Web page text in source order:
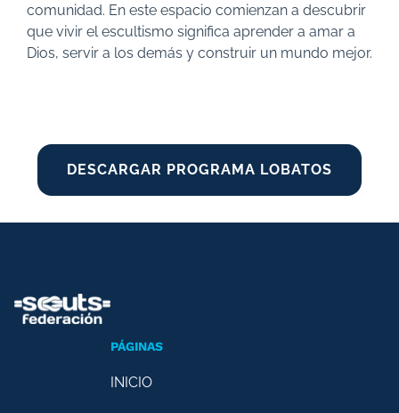
comunidad. En este espacio comienzan a descubrir
que vivir el escultismo significa aprender a amar a
Dios, servir a los demás y construir un mundo mejor.
DESCARGAR PROGRAMA LOBATOS
PÁGINAS
INICIO